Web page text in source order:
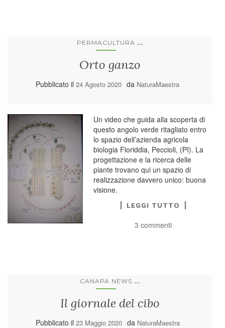
PERMACULTURA ...
Orto ganzo
Pubblicato il 24 Agosto 2020 da NaturaMaestra
Un video che guida alla scoperta di
questo angolo verde ritagliato entro
lo spazio dell’azienda agricola
biologia Floriddia, Peccioli, (PI). La
progettazione e la ricerca delle
piante trovano qui un spazio di
realizzazione davvero unico: buona
visione.
LEGGI TUTTO
3 commenti
CANAPA NEWS ...
Il giornale del cibo
Pubblicato il 23 Maggio 2020 da NaturaMaestra